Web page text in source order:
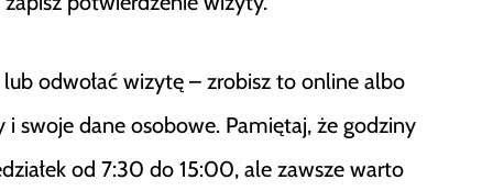
odwołać wizytę – zrobisz to online albo
swoje dane osobowe. Pamiętaj, że godziny
od 7:30 do 15:00, ale zawsze warto